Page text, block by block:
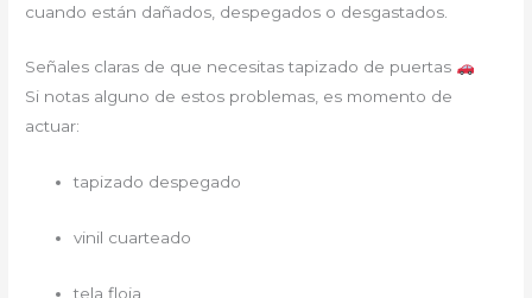
cuando están dañados, despegados o desgastados.
Señales claras de que necesitas tapizado de puertas
Si notas alguno de estos problemas, es momento de
actuar:
tapizado despegado
vinil cuarteado
tela floja